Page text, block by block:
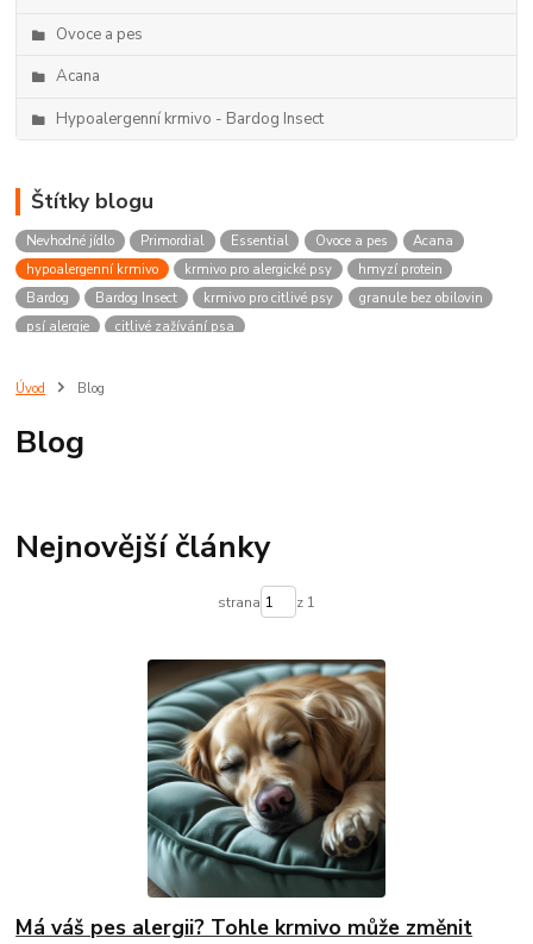
Ovoce a pes
Acana
Hypoalergenní krmivo - Bardog Insect
Štítky blogu
Nevhodné jídlo Primordial Essential Ovoce a pes
Acana
hypoalergenní krmivo
krmivo pro alergické psy
hmyzí protein
Bardog
Bardog Insect krmivo pro citlivé psy
granule bez obilovin
psí alergie
citlivé zažívání psa
Úvod Blog
Blog
Nejnovější články
strana z 1
Má váš pes alergii? Tohle krmivo může změnit